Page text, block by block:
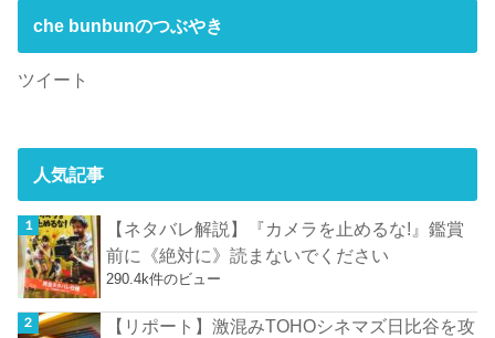
che bunbunのつぶやき
ツイート
人気記事
【ネタバレ解説】『カメラを止めるな!』鑑賞
前に《絶対に》読まないでください
290.4k件のビュー
【リポート】激混みTOHOシネマズ日比谷を攻